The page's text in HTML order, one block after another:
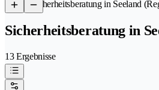
/Sicherheitsberatung in Seeland
Sicherheitsberatung in
13 Ergebnisse